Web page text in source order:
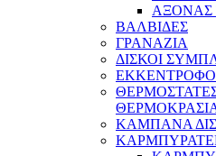
ΑΞΟΝΑΣ
ΒΑΛΒΙΔΕΣ
ΓΡΑΝΑΖΙΑ
ΔΙΣΚΟΙ
ΚΑΜΠΑΝΑ